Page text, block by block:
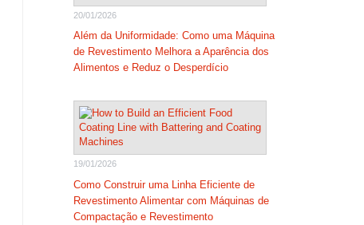
20/01/2026
Além da Uniformidade: Como uma Máquina
de Revestimento Melhora a Aparência dos
Alimentos e Reduz o Desperdício
19/01/2026
Como Construir uma Linha Eficiente de
Revestimento Alimentar com Máquinas de
Compactação e Revestimento